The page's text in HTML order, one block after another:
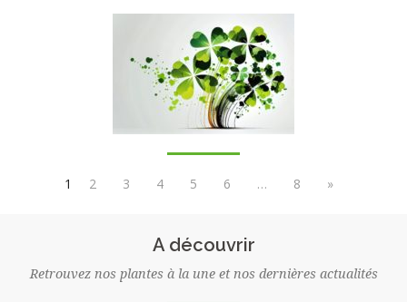
1 2 3 4 5 6 … 8 »
A découvrir
Retrouvez nos plantes à la une et nos dernières actualités